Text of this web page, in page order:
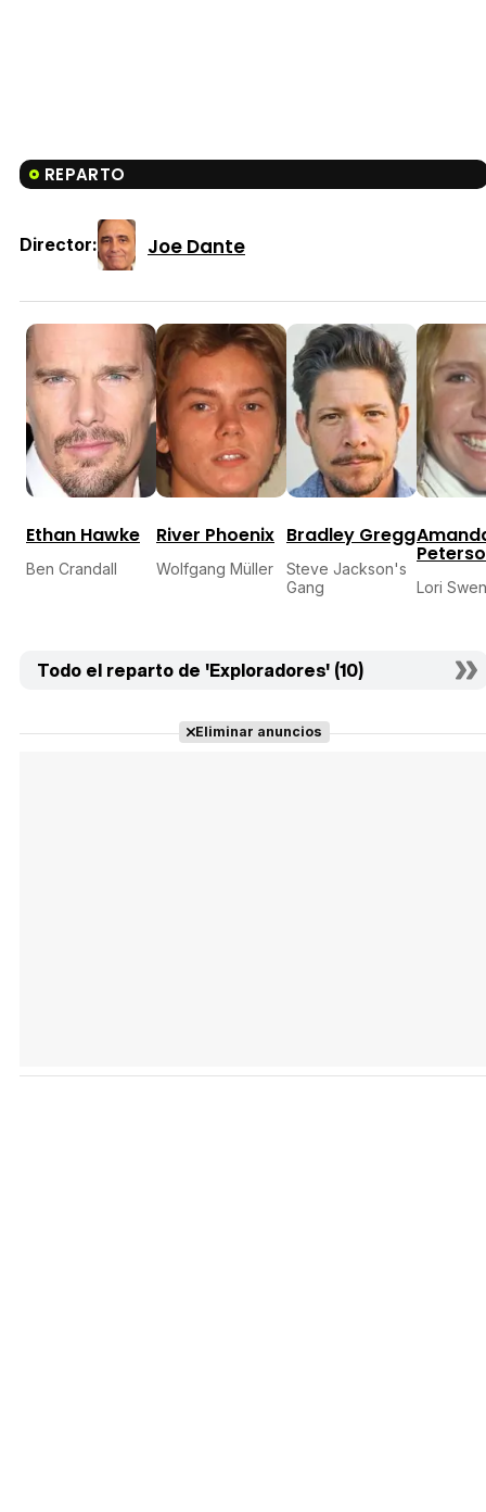
REPARTO
Director: Joe Dante
Ethan Hawke
Ben Crandall
River Phoenix
Wolfgang Müller
Bradley Gregg
Steve Jackson's
Gang
Lori
Todo el reparto de 'Exploradores' (10)
Eliminar anuncios